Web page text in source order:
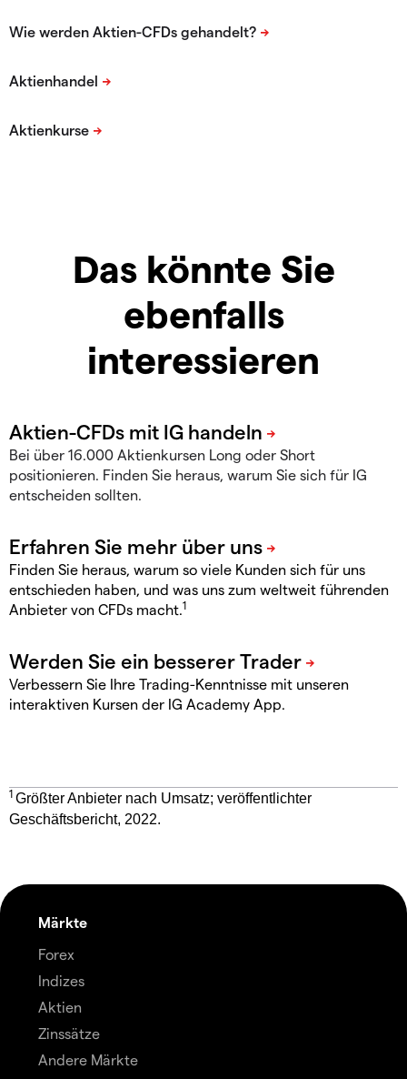
Das könnte Sie
ebenfalls
interessieren
Bei über 16.000 Aktienkursen Long oder Short
positionieren. Finden Sie heraus, warum Sie sich für IG
entscheiden sollten.
Finden Sie heraus, warum so viele Kunden sich für uns
entschieden haben, und was uns zum weltweit führenden
Anbieter von CFDs macht.1
Verbessern Sie Ihre Trading-Kenntnisse mit unseren
interaktiven Kursen der IG Academy App.
1 Größter Anbieter nach Umsatz; veröffentlichter
Geschäftsbericht, 2022.
Märkte
Forex
Indizes
Aktien
Zinssätze
Andere Märkte